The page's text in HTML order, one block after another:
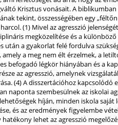
Krisztus vonásait. A
tekint, összességében egy
(1) Mivel az agresszió
megközelítése és a
után a gyakorlat felé fordulva
a meg nem élt érzelmek, a
befogadó légkör hiányában és a
az agresszió, amelynek
(4) A disszertációhoz
naponta szembesülnek az iskolai
híján, minden iskola
és az eredmények figyelembe
lehet az agresszió